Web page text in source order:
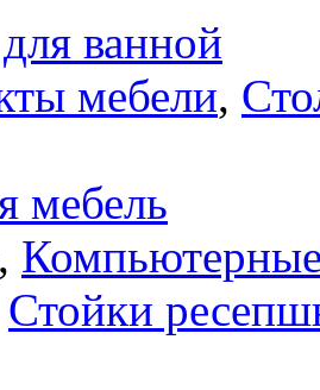
ванной
мебели,
мебель
,
Стойки